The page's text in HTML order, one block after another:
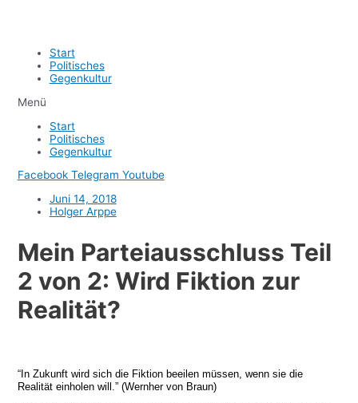
Start
Politisches
Gegenkultur
Menü
Start
Politisches
Gegenkultur
Facebook Telegram Youtube
Juni 14, 2018
Holger Arppe
Mein Parteiausschluss Teil
2 von 2: Wird Fiktion zur
Realität?
“In Zukunft wird sich die Fiktion beeilen müssen, wenn sie die
Realität einholen will.” (Wernher von Braun)